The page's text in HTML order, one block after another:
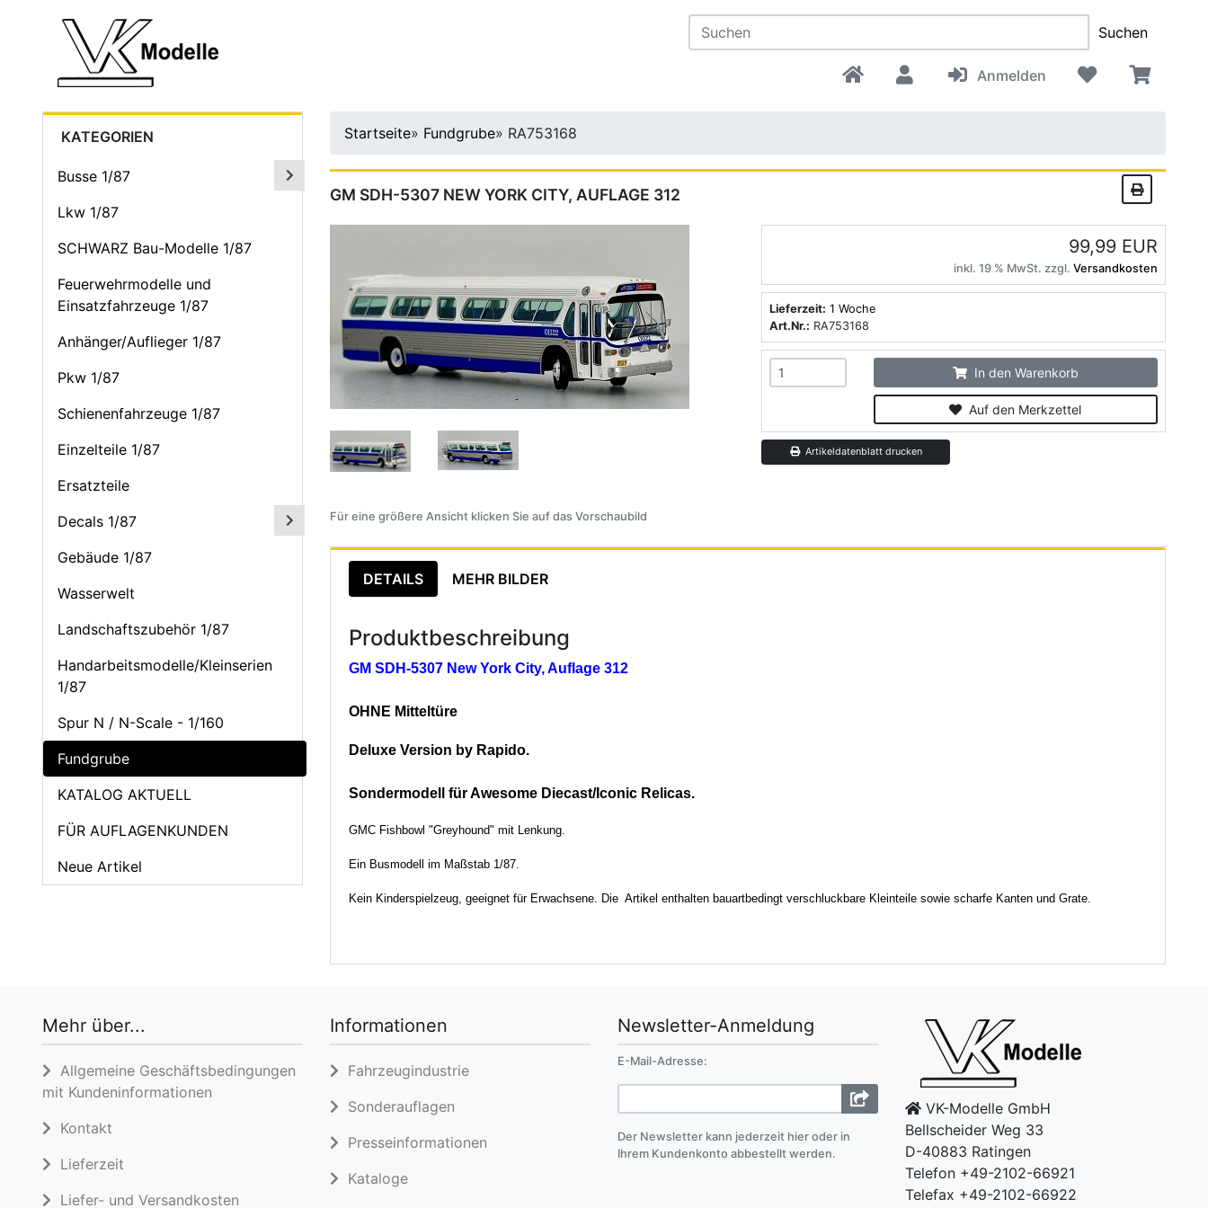
Suchen
Anmelden
KATEGORIEN
Busse 1/87
Lkw 1/87
SCHWARZ Bau-Modelle 1/87
Feuerwehrmodelle und
Einsatzfahrzeuge 1/87
Anhänger/Auflieger 1/87
Pkw 1/87
Schienenfahrzeuge 1/87
Einzelteile 1/87
Ersatzteile
Decals 1/87
Gebäude 1/87
Wasserwelt
Landschaftszubehör 1/87
Handarbeitsmodelle/Kleinserien
1/87
Spur N / N-Scale - 1/160
Fundgrube
KATALOG AKTUELL
FÜR AUFLAGENKUNDEN
Neue Artikel
Startseite» Fundgrube» RA753168
GM SDH-5307 NEW YORK CITY, AUFLAGE 312
Für eine größere Ansicht klicken Sie auf das Vorschaubild
99,99 EUR
inkl. 19 % MwSt. zzgl. Versandkosten
Lieferzeit: 1 Woche
Art.Nr.: RA753168
In den Warenkorb
Auf den Merkzettel
Artikeldatenblatt drucken
DETAILS MEHR BILDER
Produktbeschreibung
GM SDH-5307 New York City, Auflage 312
OHNE Mitteltüre
Deluxe Version by Rapido.
Sondermodell für Awesome Diecast/Iconic Relicas.
GMC Fishbowl "Greyhound" mit Lenkung.
Ein Busmodell im Maßstab 1/87.
Kein Kinderspielzeug, geeignet für Erwachsene. Die Artikel enthalten bauartbedingt verschluckbare Kleinteile sowie scharfe Kanten und Grate.
Mehr über...
Allgemeine Geschäftsbedingungen
mit Kundeninformationen
Kontakt
Lieferzeit
Liefer- und Versandkosten
Informationen
Fahrzeugindustrie
Sonderauflagen
Presseinformationen
Kataloge
Newsletter-Anmeldung
E-Mail-Adresse:
Der Newsletter kann jederzeit hier oder in
Ihrem Kundenkonto abbestellt werden.
VK-Modelle GmbH
Bellscheider Weg 33
D-40883 Ratingen
Telefon +49-2102-66921
Telefax +49-2102-66922